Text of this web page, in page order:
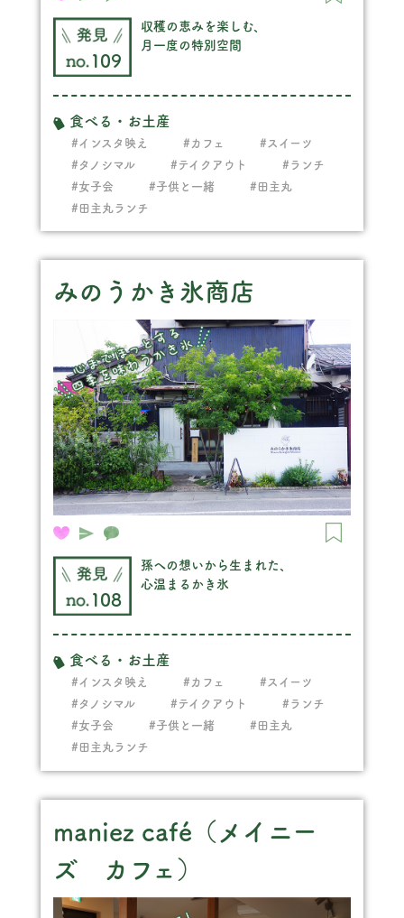
109
収穫の恵みを楽しむ、
月一度の特別空間
食べる・お土産
#インスタ映え #カフェ
#スイーツ
#タノシマル
#テイクアウト
#ランチ
#女子会
#子供と一緒
#田主丸
#田主丸ランチ
みのうかき氷商店
108
孫への想いから生まれた、
心温まるかき氷
食べる・お土産
#インスタ映え #カフェ
#スイーツ
#タノシマル
#テイクアウト
#ランチ
#女子会
#子供と一緒
#田主丸
#田主丸ランチ
maniez café（メイニー
ズ カフェ）